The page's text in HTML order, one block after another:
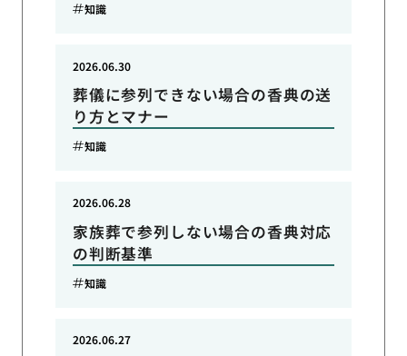
知識
葬儀に参列できない場合の香典の送
り方とマナー
2026.06.30
知識
家族葬で参列しない場合の香典対応
の判断基準
2026.06.28
知識
2026.06.27